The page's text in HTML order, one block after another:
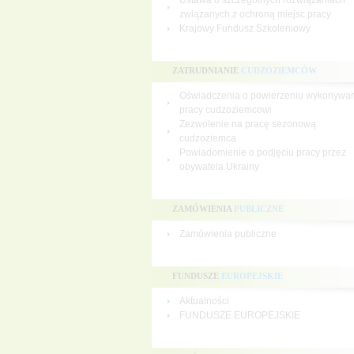
związanych z ochroną miejsc pracy
Krajowy Fundusz Szkoleniowy
ZATRUDNIANIE CUDZOZIEMCÓW
Oświadczenia o powierzeniu
pracy cudzoziemcowi
Zezwolenie na pracę sezonową
cudzoziemca
Powiadomienie o podjęciu pracy przez
obywatela Ukrainy
ZAMÓWIENIA PUBLICZNE
Zamówienia publiczne
FUNDUSZE EUROPEJSKIE
Aktualności
FUNDUSZE EUROPEJSKIE